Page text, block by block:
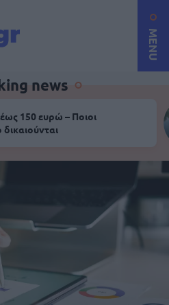
MENU
news
150 ευρώ – Ποιοι